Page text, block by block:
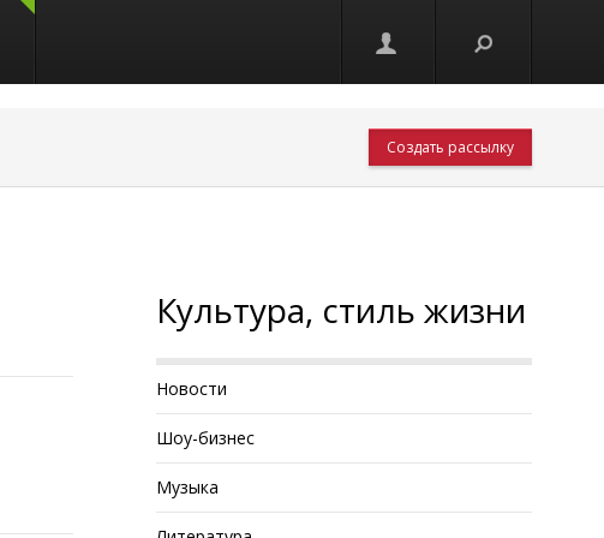
Создать рассылку
Культура, стиль жизни
Новости
Шоу-бизнес
Музыка